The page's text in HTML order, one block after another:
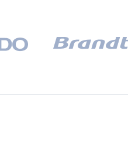
КАРТА
(063) 527 27 00